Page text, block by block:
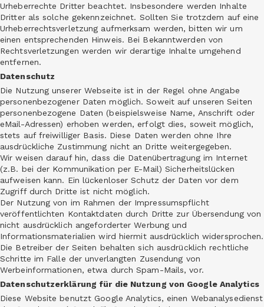
Urheberrechte Dritter beachtet. Insbesondere werden Inhalte
Dritter als solche gekennzeichnet. Sollten Sie trotzdem auf eine
Urheberrechtsverletzung aufmerksam werden, bitten wir um
einen entsprechenden Hinweis. Bei Bekanntwerden von
Rechtsverletzungen werden wir derartige Inhalte umgehend
entfernen.
Datenschutz
Die Nutzung unserer Webseite ist in der Regel ohne Angabe
personenbezogener Daten möglich. Soweit auf unseren Seiten
personenbezogene Daten (beispielsweise Name, Anschrift oder
eMail-Adressen) erhoben werden, erfolgt dies, soweit möglich,
stets auf freiwilliger Basis. Diese Daten werden ohne Ihre
ausdrückliche Zustimmung nicht an Dritte weitergegeben.
Wir weisen darauf hin, dass die Datenübertragung im Internet
(z.B. bei der Kommunikation per E-Mail) Sicherheitslücken
aufweisen kann. Ein lückenloser Schutz der Daten vor dem
Zugriff durch Dritte ist nicht möglich.
Der Nutzung von im Rahmen der Impressumspflicht
veröffentlichten Kontaktdaten durch Dritte zur Übersendung von
nicht ausdrücklich angeforderter Werbung und
Informationsmaterialien wird hiermit ausdrücklich widersprochen.
Die Betreiber der Seiten behalten sich ausdrücklich rechtliche
Schritte im Falle der unverlangten Zusendung von
Werbeinformationen, etwa durch Spam-Mails, vor.
Datenschutzerklärung für die Nutzung von Google Analytics
Diese Website benutzt Google Analytics, einen Webanalysedienst